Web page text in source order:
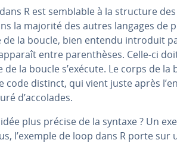
R est semblable à la structure des
la majorité des autres langages de
de la boucle, bien entendu introduit
entre pa­ren­thèses. Celle-ci
la boucle s’exécute. Le corps de la
code distinct, qui vient juste après
d’accolades.
plus précise de la syntaxe ? Un
l’exemple de loop dans R porte sur